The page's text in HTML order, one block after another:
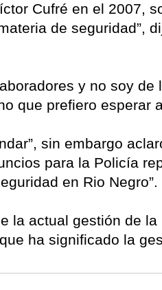
Cufré en el 2007,
de seguridad”,
y no soy de
que prefiero esperar
sin embargo
para la Policía
en Rio Negro”.
la actual gestión de la
ha significado la